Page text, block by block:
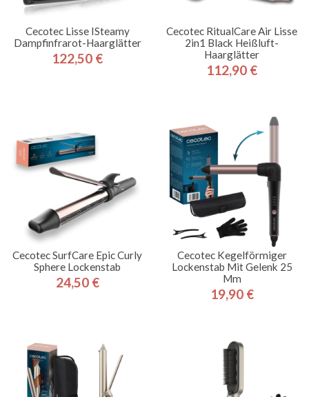
Cecotec Lisse ISteamy
Dampfinfrarot-Haarglätter
Preis
122,50 €
Cecotec RitualCare Air Lisse
2in1 Black Heißluft-
Haarglätter
Preis
112,90 €
Cecotec SurfCare Epic Curly
Sphere Lockenstab
Preis
24,50 €
Cecotec Kegelförmiger
Lockenstab Mit Gelenk 25
Mm
Preis
19,90 €